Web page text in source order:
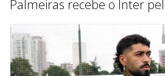
Palmeiras recebe o Inter